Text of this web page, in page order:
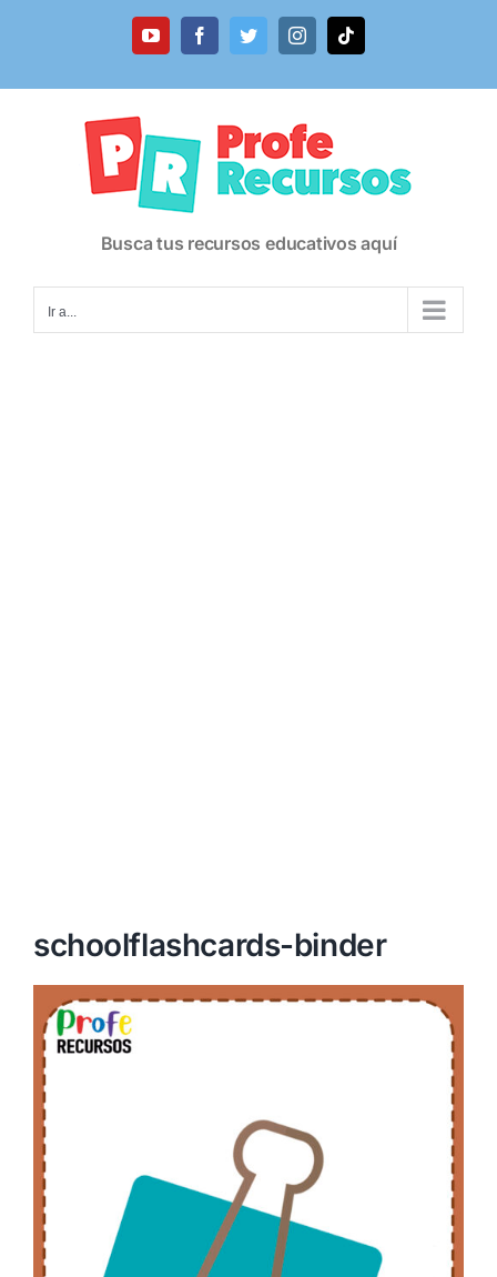
YouTubeFacebookTwitterInstagramTiktok
Busca tus recursos educativos aquí
Ir a...
schoolflashcards-binder